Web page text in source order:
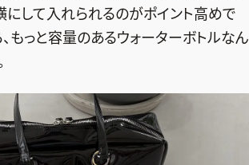
JOIN US
プレゼントや特別イベントへの応募など
特典が満載！
にして入れられるのがポイント高めで
もっと容量のあるウォーターボトルなん